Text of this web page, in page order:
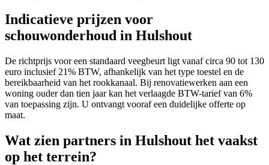
Indicatieve prijzen voor
schouwonderhoud in Hulshout
De richtprijs voor een standaard veegbeurt ligt vanaf circa 90 tot 130
euro inclusief 21% BTW, afhankelijk van het type toestel en de
bereikbaarheid van het rookkanaal. Bij renovatiewerken aan een
woning ouder dan tien jaar kan het verlaagde BTW-tarief van 6%
van toepassing zijn. U ontvangt vooraf een duidelijke offerte op
maat.
Wat zien partners in Hulshout het vaakst
op het terrein?